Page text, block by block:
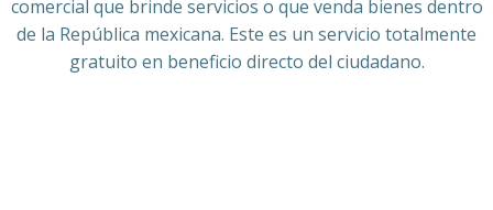
comercial que brinde servicios o que venda bienes dentro
de la República mexicana. Este es un servicio totalmente
gratuito en beneficio directo del ciudadano.